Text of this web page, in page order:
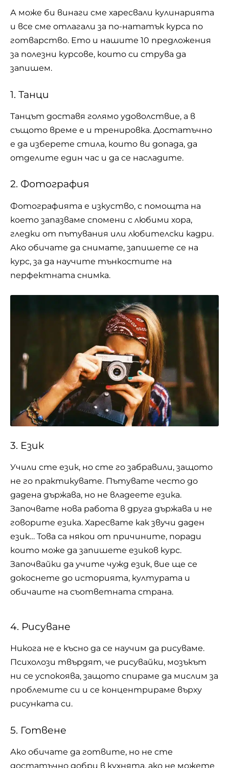
А може би винаги сме харесвали кулинарията
и все сме отлагали за по-нататък курса по
готварство. Ето и нашите 10 предложения
за полезни курсове, които си струва да
запишем.
1. Танци
Танцът доставя голямо удоволствие, а в
същото време е и тренировка. Достатъчно
е да изберете стила, които ви допада, да
отделите един час и да се насладите.
2. Фотография
Фотографията е изкуство, с помощта на
което запазваме спомени с любими хора,
гледки от пътувания или любителски кадри.
Ако обичате да снимате, запишете се на
курс, за да научите тънкостите на
перфектната снимка.
3. Език
Учили сте език, но сте го забравили, защото
не го практикувате. Пътувате често до
дадена държава, но не владеете езика.
Започвате нова работа в друга държава и не
говорите езика. Харесвате как звучи даден
език… Това са някои от причините, поради
които може да запишете езиков курс.
Започвайки да учите чужд език, вие ще се
докоснете до историята, културата и
обичаите на съответната страна.
4. Рисуване
Никога не е късно да се научим да рисуваме.
Психолози твърдят, че рисувайки, мозъкът
ни се успокоява, защото спираме да мислим за
проблемите си и се концентрираме върху
рисунката си.
5. Готвене
Ако обичате да готвите, но не сте
достатъчно добри в кухнята, ако не можете